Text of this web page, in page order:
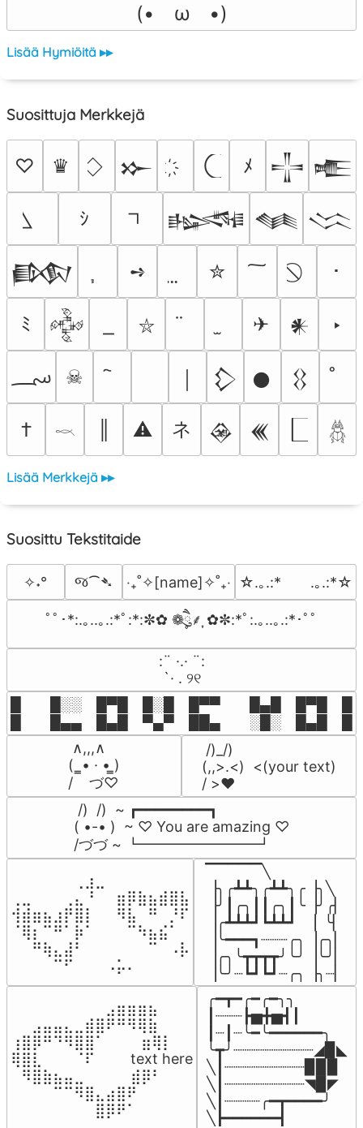
(•　ω　•)
Lisää Hymiöitä ▸▸
Suosittuja Merkkejä
♡ ♛ 𒁍 ﾒ 𒋲 𒍫
ｼ 𒈙 𒈝 𒈱
𒁃 ➺ ✮ ･
ﾐ 𒅒 ⛥ ✈ 𒀭 ‣
؄ ☠ 𒁷 𒊹 𒌐
† 𓎖 ⚠ ネ 𒊲 𒌍 𓆣
Lisää Merkkejä ▸▸
Suosittu Tekstitaide
✧˖° જ⁀➴ ‎‧₊˚✧[name]✧˚₊‧ ☆.｡.:*　　.｡.:*☆
ﾟﾟ･*:.｡..｡.:*ﾟ:*:✼✿ ❁ཻུ۪۪⸙͎ ✿✼:*ﾟ:.｡..｡.:*･ﾟﾟ
⠀:¨ ·.· ¨:⠀
⠀ `· . ୨୧⠀
█  █░░ █▀█ █░█ █▀▀  █▄█ █▀█
█  █▄▄ █▄█ ▀▄▀ ██▄  ░█░ █▄█
∧,,,∧
(  ̳• · • ̳)
/    づ♡
/)_/)
(,,>.<)  <(your text)
/ >❤️
/)  /)  ~ ┏━━━━━━━━┓
( •-• )  ~ ♡ You are amazing ♡
/づづ ~ ┗━━━━━━━━┛
⠀⠀⠀⠀⠀⠀⢀⣰⣀⠀⠀⠀⠀⠀⠀⠀⠀
⢀⣀⠀⠀⠀⢀⣄⠘⠀⠀⣶⡿⣷⣦⣾⣿⣧
⢺⣾⣶⣦⣰⡟⣿⡇⠀⠀⠻⣧⠀⠛⠀⡘⠏
⠈⢿⡆⠉⠛⠁⡷⠁⠀⠀⠀⠉⠳⣦⣮⠁⠀
⠀⠀⠛⢷⣄⣼⠃⠀⠀⠀⠀⠀⠀⠉⠀⠠⡧
⠀⠀⠀⠀⠉⠋⠀⠀⠀⠠⡥⠄⠀⠀⠀⠀⠀
▔▔▔▔▔╲
▕╮╭┻┻╮╭┻┻╮╭▕╮╲
▕╯┃╭╮┃┃╭╮┃╰▕╯╭▏
▕╭┻┻┻┛┗┻┻┛  ▕  ╰▏
▕╰━━━┓┈┈┈╭╮▕╭╮▏
▕╭╮╰┳┳┳┳╯╰╯▕╰╯▏
▕╰╯┈┗┛┗┛┈╭╮▕╮┈▏
⠀⠀⠀⠀⠀⠀⠀⠀⠀⣠⣶⣶⣶⣦⠀⠀
⠀⠀⣠⣤⣤⣄⣀⣾⣿⠟⠛⠻⢿⣷⠀
⢰⣿⡿⠛⠙⠻⣿⣿⠁⠀⠀ ⠀⣶⢿⡇
⢿⣿⣇⠀⠀⠀⠈⠏⠀⠀⠀ text here
⠀⠻⣿⣷⣦⣤⣀⠀⠀⠀ ⠀⣾⡿⠃⠀
⠀⠀⠀⠀⠉⠉⠻⣿⣄⣴⣿⠟⠀⠀⠀
⠀⠀⠀⠀⠀⠀⠀⠀⣿⡿⠟⠁⠀⠀⠀
╭━┳━╭━╭━╮╮
┃┈┈┈┣▅╋▅┫┃
┃┈┃┈╰━╰━━━━━━╮
╰┳╯┈┈┈┈┈┈┈┈┈◢▉◣
╲┃┈┈┈┈┈┈┈┈┈▉▉▉
╲┃┈┈┈┈┈┈┈┈┈◥▉◤
╲┃┈┈┈┈╭━┳━━━━╯
╲┣━━━━━━┫﻿